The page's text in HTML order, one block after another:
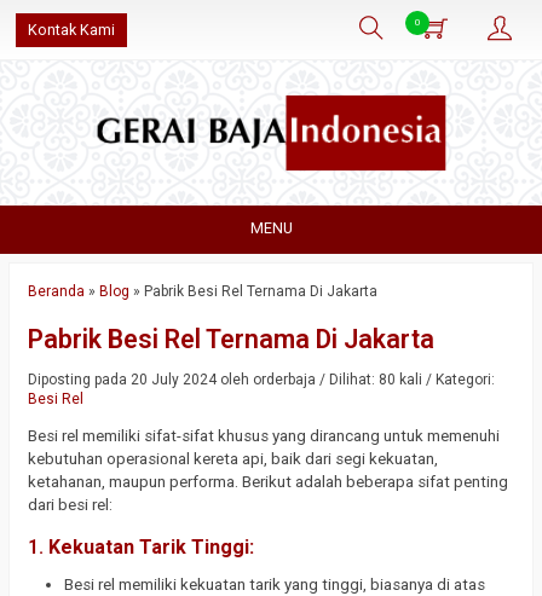
Kontak Kami 0
MENU
Beranda » Blog » Pabrik Besi Rel Ternama Di Jakarta
Pabrik Besi Rel Ternama Di Jakarta
Diposting pada 20 July 2024 oleh orderbaja / Dilihat: 80 kali / Kategori:
Besi Rel
Besi rel memiliki sifat-sifat khusus yang dirancang untuk memenuhi
kebutuhan operasional kereta api, baik dari segi kekuatan,
ketahanan, maupun performa. Berikut adalah beberapa sifat penting
dari besi rel:
1. Kekuatan Tarik Tinggi:
Besi rel memiliki kekuatan tarik yang tinggi, biasanya di atas